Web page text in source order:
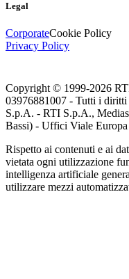
Legal
CorporateCookie Policy
Privacy Policy
Copyright © 1999-2026
03976881007 - Tutti i
S.p.A. - RTI S.p.A.,
Bassi) - Uffici Viale
Rispetto ai contenuti e ai
vietata ogni utilizzazione
intelligenza artificiale
utilizzare mezzi